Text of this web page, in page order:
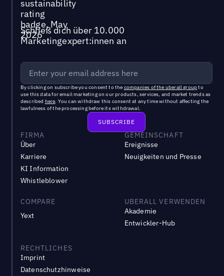
Schließ dich über 10.000
Marketingexpert:innen an
By clicking on subscribe you consent to the companies of the uberall groupto
use this data for email marketing on our products, services, and market trends as
described here. You can withdraw this consent at any time without affecting the
lawfulness of the processing before its withdrawal.
FIRMA
Über
Karriere
KI Information
Whistleblower
GEMEINSCHAFT
Ereignisse
Neuigkeiten und Presse
COMPARE
Yext
UBERALL VERWENDEN
Akademie
Entwickler-Hub
RECHTLICHES
Imprint
Datenschutzhinweise